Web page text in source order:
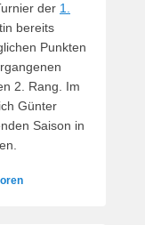
der 1.
bereits
Punkten
2. Rang. Im
Günter
Saison in